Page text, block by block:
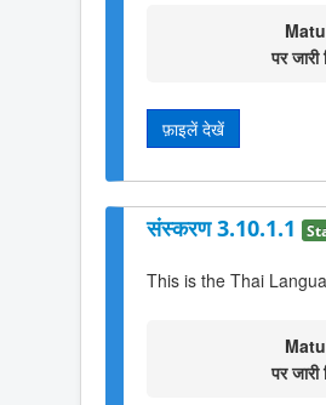
पर जारी
फ़ाइलें देखें
संस्करण 3.10.1.1
This is the Thai
पर जारी